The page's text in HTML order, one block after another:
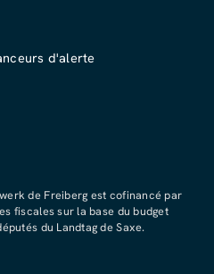
d'alerte
de Freiberg est cofinancé par
fiscales sur la base du budget
du Landtag de Saxe.